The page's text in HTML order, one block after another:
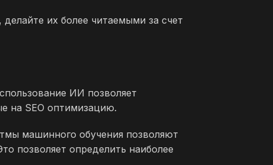
их более читаемыми за счет
ИИ позволяет
на SEO оптимизацию.
машинного обучения позволяют
позволяет определить наиболее